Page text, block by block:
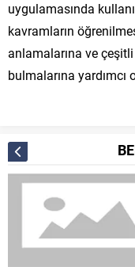
uygulamasında
kavramların
anlamalarına ve
bulmalarına yardımcı